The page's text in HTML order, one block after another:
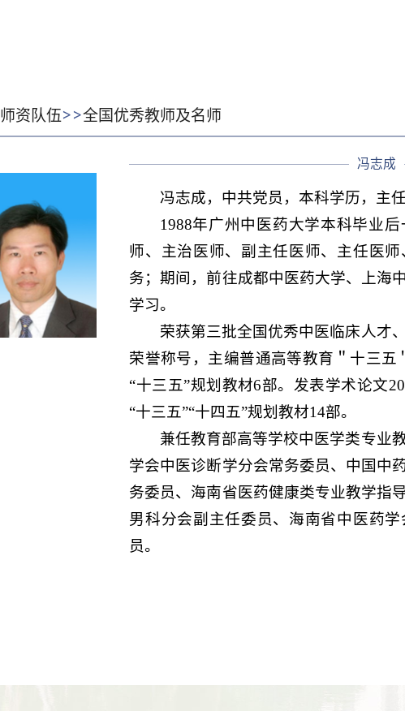
师资队伍>>全国优秀教师及名师
冯志成
冯志成，中共党员，本科学历，主
1988年广州中医药大学本科毕业
师、主治医师、副主任医师、主任医
务；期间，前往成都中医药大学、上海
学习。
荣获第三批全国优秀中医临床人才
荣誉称号，主编普通高等教育＂十三五
“十三五”规划教材6部。发表学术论文
“十三五”“十四五”规划教材14部。
兼任教育部高等学校中医学类专业
学会中医诊断学分会常务委员、中国中
务委员、海南省医药健康类专业教学指
男科分会副主任委员、海南省中医药
员。